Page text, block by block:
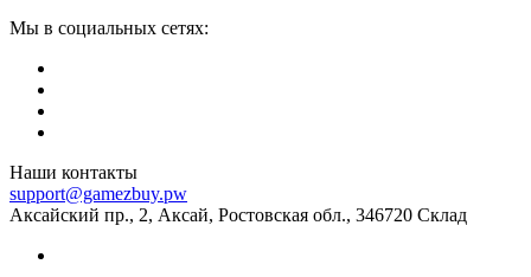
Мы в социальных сетях:
Наши контакты
support@gamezbuy.pw
Аксайский пр., 2, Аксай, Ростовская обл., 346720 Склад